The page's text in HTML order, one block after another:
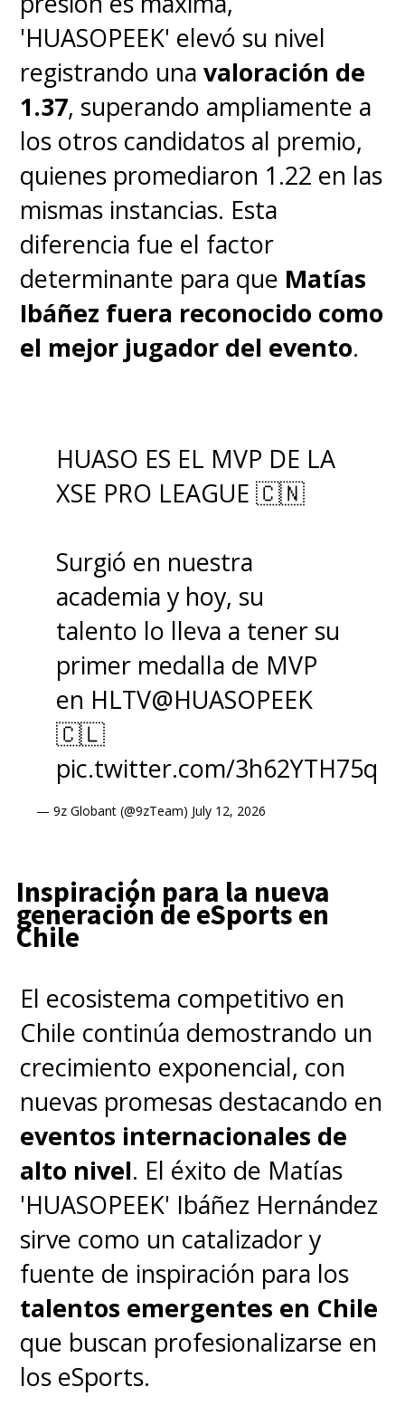
'HUASOPEEK' elevó su nivel
registrando unavaloración de
1.37, superando ampliamente a
los otros candidatos al premio,
quienes promediaron 1.22 en las
mismas instancias. Esta
diferencia fue el factor
determinante para que Matías
Ibáñez fuera reconocido como
el mejor jugador del evento.
HUASO ES EL MVP DE LA
XSE PRO LEAGUE 🇨🇳
Surgió en nuestra
academia y hoy, su
talento lo lleva a tener su
primer medalla de MVP
en HLTV@HUASOPEEK
🇨🇱
pic.twitter.com/3h62YTH75q
— 9z Globant (@9zTeam) July 12, 2026
Inspiración para la nueva
generación de eSports en
Chile
El ecosistema competitivo en
Chile continúa demostrando un
crecimiento exponencial, con
nuevas promesas destacando en
eventos internacionales de
alto nivel. El éxito de Matías
'HUASOPEEK' Ibáñez Hernández
sirve como un catalizador y
fuente de inspiración para los
talentos emergentes en Chile
que buscan profesionalizarse en
los eSports.